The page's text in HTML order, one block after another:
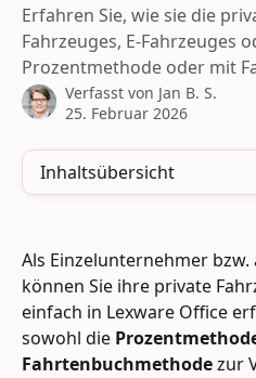
Erfahren Sie, wie sie die
Fahrzeuges, E-Fahrzeuges
Prozentmethode oder mit
Verfasst von Jan B. S.
25. Februar 2026
Inhaltsübersicht
Als Einzelunternehmer
können Sie ihre private
einfach in Lexware Office
sowohl die
Fahrtenbuchmethode zur